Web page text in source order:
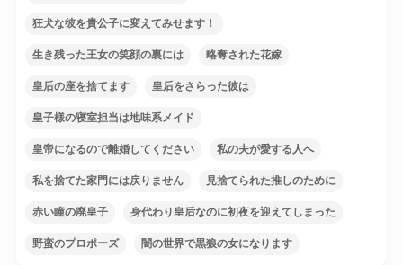
狂犬な彼を貴公子に変えてみせます！
生き残った王女の笑顔の裏には 略奪された花嫁
皇后の座を捨てます 皇后をさらった彼は
皇子様の寝室担当は地味系メイド
皇帝になるので離婚してください 私の夫が愛する人へ
私を捨てた家門には戻りません 見捨てられた推しのために
赤い瞳の廃皇子 身代わり皇后なのに初夜を迎えてしまった
野蛮のプロポーズ 闇の世界で黒狼の女になります